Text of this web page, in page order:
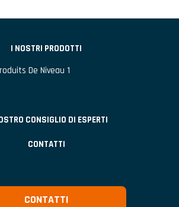
I NOSTRI PRODOTTI
De Niveau 1
CONSIGLIO DI ESPERTI
CONTATTI
CONTATTI